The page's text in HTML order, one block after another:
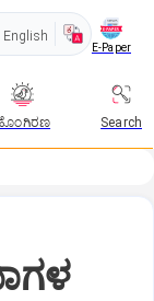
English
E-Paper
Search